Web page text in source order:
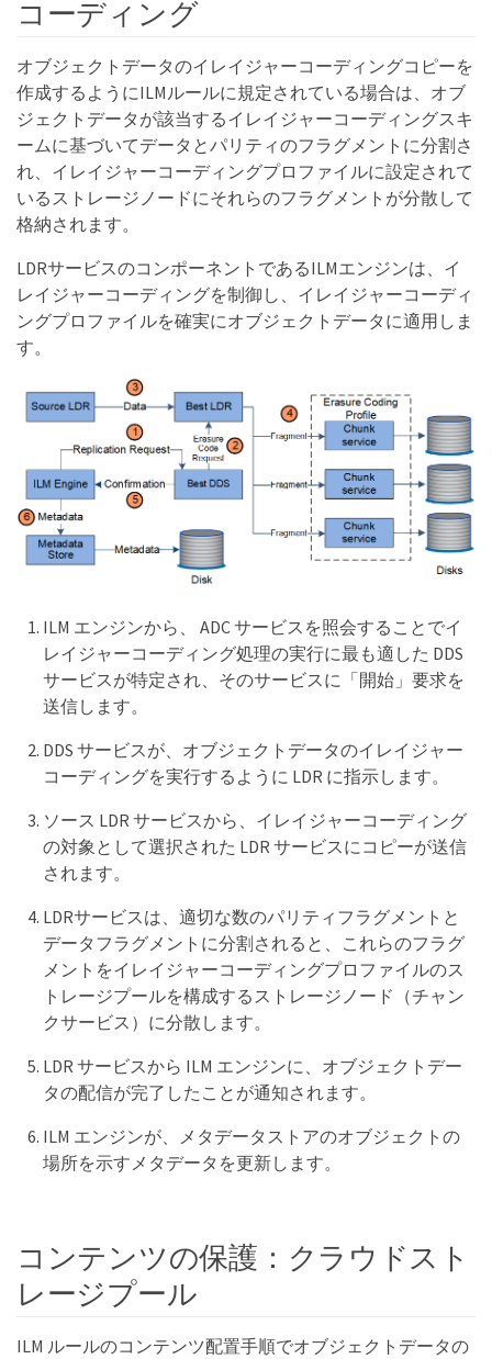
コーディング
オブジェクトデータのイレイジャーコーディングコピーを
作成するようにILMルールに規定されている場合は、オブ
ジェクトデータが該当するイレイジャーコーディングスキ
ームに基づいてデータとパリティのフラグメントに分割さ
れ、イレイジャーコーディングプロファイルに設定されて
いるストレージノードにそれらのフラグメントが分散して
格納されます。
LDRサービスのコンポーネントであるILMエンジンは、イ
レイジャーコーディングを制御し、イレイジャーコーディ
ングプロファイルを確実にオブジェクトデータに適用しま
す。
ILM エンジンから、 ADC サービスを照会することでイ
レイジャーコーディング処理の実行に最も適した DDS
サービスが特定され、そのサービスに「開始」要求を
送信します。
DDS サービスが、オブジェクトデータのイレイジャー
コーディングを実行するように LDR に指示します。
ソース LDR サービスから、イレイジャーコーディング
の対象として選択された LDR サービスにコピーが送信
されます。
LDRサービスは、適切な数のパリティフラグメントと
データフラグメントに分割されると、これらのフラグ
メントをイレイジャーコーディングプロファイルのス
トレージプールを構成するストレージノード（チャン
クサービス）に分散します。
LDR サービスから ILM エンジンに、オブジェクトデー
タの配信が完了したことが通知されます。
ILM エンジンが、メタデータストアのオブジェクトの
場所を示すメタデータを更新します。
コンテンツの保護：クラウドスト
レージプール
ILM ルールのコンテンツ配置手順でオブジェクトデータの